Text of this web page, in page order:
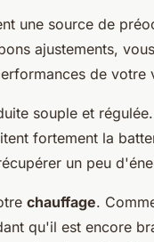
une source de
ajustements,
de votre
souple et
fortement la
un peu
chauffage.
qu'il est encore